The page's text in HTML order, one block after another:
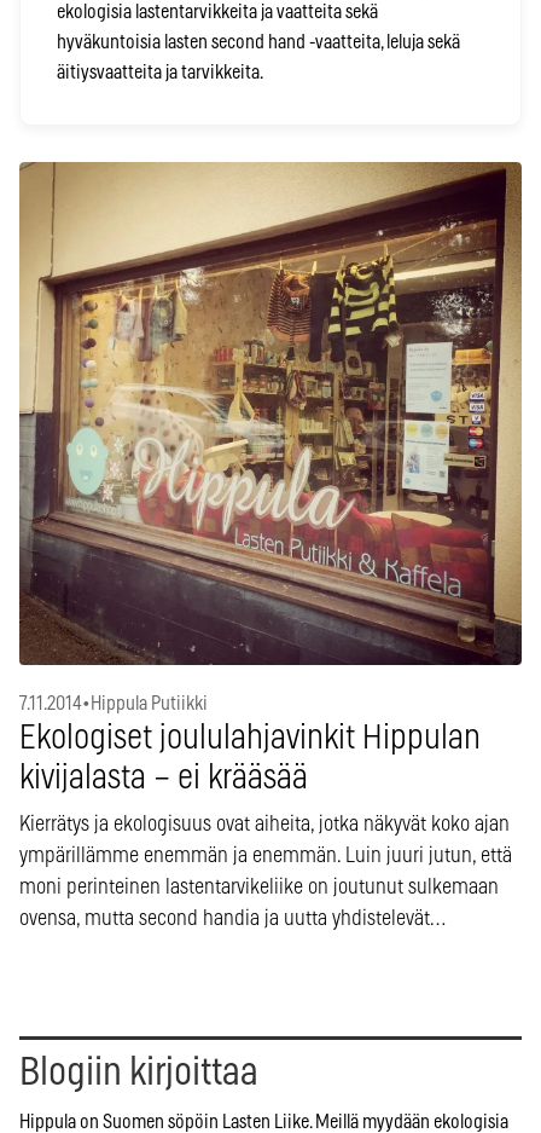
ekologisia lastentarvikkeita ja vaatteita sekä
hyväkuntoisia lasten second hand -vaatteita, leluja sekä
äitiysvaatteita ja tarvikkeita.
7.11.2014•Hippula Putiikki
Ekologiset joululahjavinkit Hippulan
kivijalasta – ei krääsää
Kierrätys ja ekologisuus ovat aiheita, jotka näkyvät koko ajan
ympärillämme enemmän ja enemmän. Luin juuri jutun, että
moni perinteinen lastentarvikeliike on joutunut sulkemaan
ovensa, mutta second handia ja uutta yhdistelevät…
Blogiin kirjoittaa
Hippula on Suomen söpöin Lasten Liike. Meillä myydään ekologisia